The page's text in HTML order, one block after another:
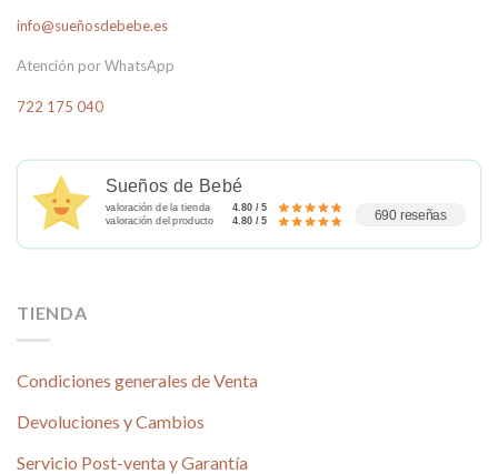
se
elegir
de
producto
info@sueñosdebebe.es
Atención por WhatsApp
722 175 040
Sueños de Bebé
valoración de la tienda
4.80 / 5
valoración del producto
4.80 / 5 690 reseñas
TIENDA
Condiciones generales de Venta
Devoluciones y Cambios
Servicio Post-venta y Garantía